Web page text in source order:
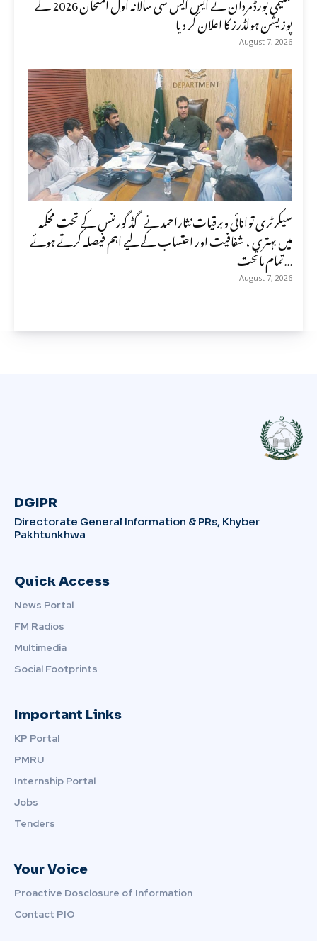
پوزیشن ہولڈرز کا اعلان کر دیا
August 7, 2026
سیکرٹری توانائی وبرقیات نثاراحمد نے گڈ گورننس کے تحت محکمہ
میں بہتری ، شفافیت اور احتساب کے لیے اہم فیصلہ کرتے ہوئے
تمام ماتحت...
August 7, 2026
DGIPR
Directorate General Information & PRs, Khyber
Pakhtunkhwa
Quick Access
News Portal
FM Radios
Multimedia
Social Footprints
Important Links
KP Portal
PMRU
Internship Portal
Jobs
Tenders
Your Voice
Proactive Dosclosure of Information
Contact PIO